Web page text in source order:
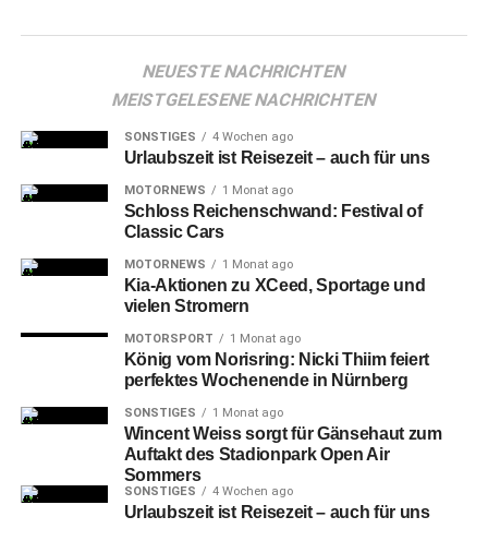
NEUESTE NACHRICHTEN
MEISTGELESENE NACHRICHTEN
SONSTIGES 4 Wochen ago
Urlaubszeit ist Reisezeit – auch für uns
MOTORNEWS 1 Monat ago
Schloss Reichenschwand: Festival of
Classic Cars
MOTORNEWS 1 Monat ago
Kia-Aktionen zu XCeed, Sportage und
vielen Stromern
MOTORSPORT 1 Monat ago
König vom Norisring: Nicki Thiim feiert
perfektes Wochenende in Nürnberg
SONSTIGES 1 Monat ago
Wincent Weiss sorgt für Gänsehaut zum
Auftakt des Stadionpark Open Air
Sommers
SONSTIGES 4 Wochen ago
Urlaubszeit ist Reisezeit – auch für uns